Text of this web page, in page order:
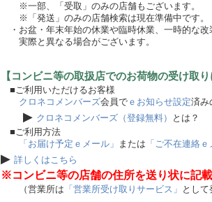
※一部、「受取」のみの店舗もございます。
※「発送」のみの店舗検索は現在準備中です。
・お盆・年末年始の休業や臨時休業、一時的な
実際と異なる場合がございます。
【コンビニ等の取扱店でのお荷物の受け取
■ご利用いただけるお客様
クロネコメンバーズ会員で ｅお知らせ設定済み
▶ クロネコメンバーズ（登録無料）
とは？
■ご利用方法
「お届け予定ｅメール」 または 「ご不在連絡ｅ
▶ 詳しくはこちら
※コンビニ等の店舗の住所を送り状に記
（営業所は 「営業所受け取りサービス」 として